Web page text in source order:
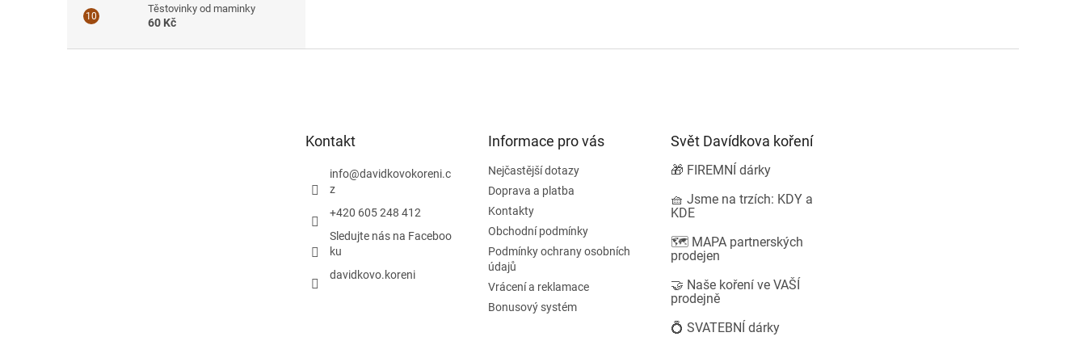
Těstovinky od maminky
60 Kč
Kontakt
info@davidkovokoreni.c
z
+420 605 248 412
Sledujte nás na Faceboo
ku
davidkovo.koreni
Informace pro vás
Nejčastější dotazy
Doprava a platba
Kontakty
Obchodní podmínky
Podmínky ochrany osobních
údajů
Vrácení a reklamace
Bonusový systém
Svět Davídkova koření
🎁 FIREMNÍ dárky
🧺 Jsme na trzích: KDY a
KDE
🗺️ MAPA partnerských
prodejen
🤝 Naše koření ve VAŠÍ
prodejně
💍 SVATEBNÍ dárky